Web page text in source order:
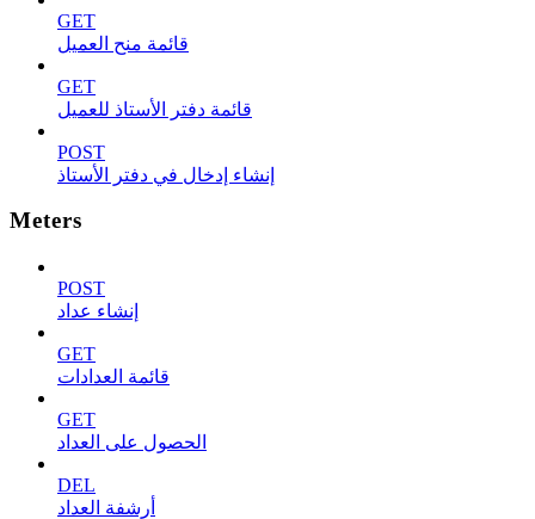
GET
قائمة منح العميل
GET
قائمة دفتر الأستاذ للعميل
POST
إنشاء إدخال في دفتر الأستاذ
Meters
POST
إنشاء عداد
GET
قائمة العدادات
GET
الحصول على العداد
DEL
أرشفة العداد